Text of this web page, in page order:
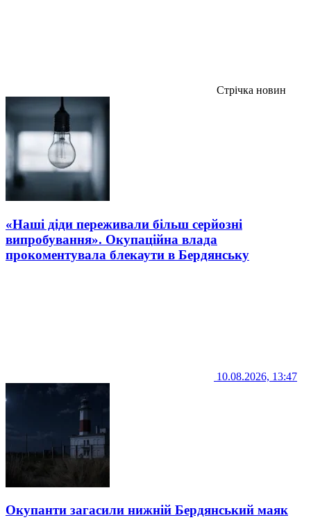
Стрічка новин
«Наші діди переживали більш серйозні
випробування». Окупаційна влада
прокоментувала блекаути в Бердянську
10.08.2026, 13:47
Окупанти загасили нижній Бердянський маяк